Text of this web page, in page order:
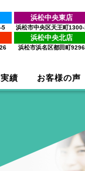
5
浜松中央東店
浜松市中央区天王町1300-
浜松中央北店
浜松市浜名区都田町9296
績 お客様の声